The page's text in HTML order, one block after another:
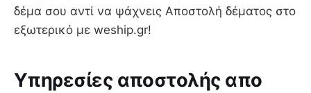
δέμα σου αντί να ψάχνεις Aποστολή δέματος στο
εξωτερικό με weship.gr!
Υπηρεσίες αποστολής απο